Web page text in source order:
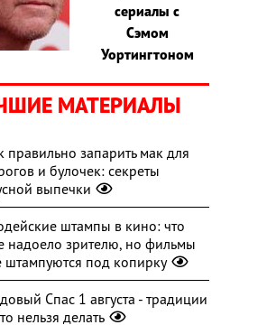
сериалы с
Сэмом
Уортингтоном
МАТЕРИАЛЫ
правильно запарить мак для
и булочек: секреты
выпечки
штампы в кино: что
надоело зрителю, но фильмы
штампуются под копирку
Спас 1 августа - традиции
нельзя делать